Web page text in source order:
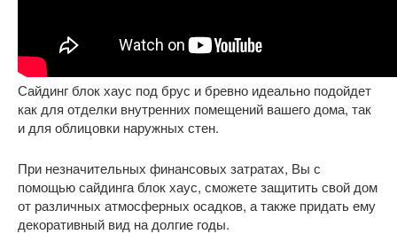
Сайдинг блок хаус под брус и бревно идеально подойдет
как для отделки внутренних помещений вашего дома, так
и для облицовки наружных стен.
При незначительных финансовых затратах, Вы с
помощью сайдинга блок хаус, сможете защитить свой дом
от различных атмосферных осадков, а также придать ему
декоративный вид на долгие годы.